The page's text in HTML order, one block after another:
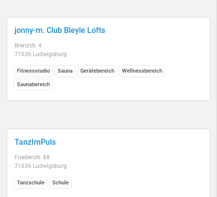
jonny-m. Club Bleyle Lofts
Brenzstr. 4
71636 Ludwigsburg
Fitnessstudio Sauna Gerätebereich Wellnessbereich
Saunabereich
TanzImPuls
Friedenstr. 88
71636 Ludwigsburg
Tanzschule Schule